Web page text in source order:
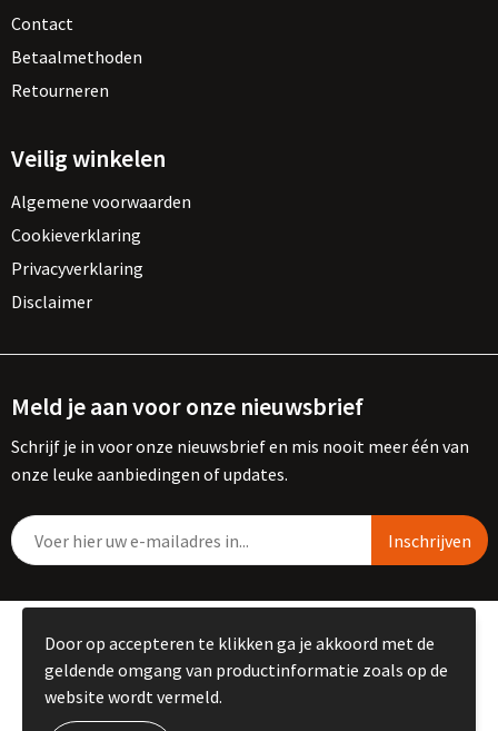
Contact
Betaalmethoden
Retourneren
Veilig winkelen
Algemene voorwaarden
Cookieverklaring
Privacyverklaring
Disclaimer
Meld je aan voor onze nieuwsbrief
Schrijf je in voor onze nieuwsbrief en mis nooit meer één van
onze leuke aanbiedingen of updates.
© Copyright Kemme B.V. 2023
Door op accepteren te klikken ga je akkoord met de
geldende omgang van productinformatie zoals op de
website wordt vermeld.